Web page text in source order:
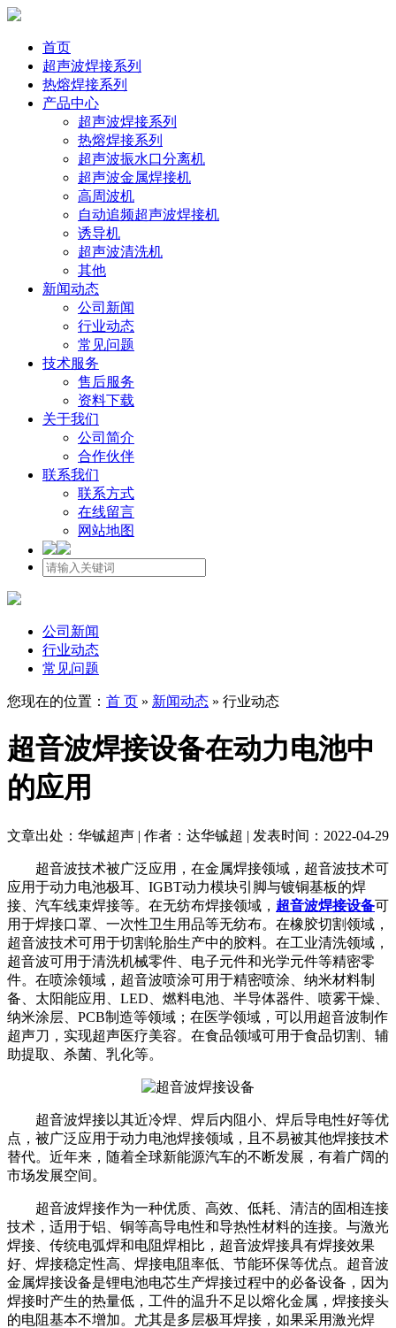
首页
超声波焊接系列
热熔焊接系列
产品中心
超声波焊接系列
热熔焊接系列
超声波振水口分离机
超声波金属焊接机
高周波机
自动追频超声波焊接机
诱导机
超声波清洗机
其他
新闻动态
公司新闻
行业动态
常见问题
技术服务
售后服务
资料下载
关于我们
公司简介
合作伙伴
联系我们
联系方式
在线留言
网站地图
公司新闻
行业动态
常见问题
您现在的位置： 首 页 » 新闻动态 » 行业动态
超音波焊接设备在动力电池中
的应用
文章出处：华铖超声 | 作者：达华铖超 | 发表时间：2022-04-29
超音波技术被广泛应用，在金属焊接领域，超音波技术可
应用于动力电池极耳、IGBT动力模块引脚与镀铜基板的焊
接、汽车线束焊接等。在无纺布焊接领域， 超音波焊接设备可
用于焊接口罩、一次性卫生用品等无纺布。在橡胶切割领域，
超音波技术可用于切割轮胎生产中的胶料。在工业清洗领域，
超音波可用于清洗机械零件、电子元件和光学元件等精密零
件。在喷涂领域，超音波喷涂可用于精密喷涂、纳米材料制
备、太阳能应用、LED、燃料电池、半导体器件、喷雾干燥、
纳米涂层、PCB制造等领域；在医学领域，可以用超音波制作
超声刀，实现超声医疗美容。在食品领域可用于食品切割、辅
助提取、杀菌、乳化等。
超音波焊接以其近冷焊、焊后内阻小、焊后导电性好等优
点，被广泛应用于动力电池焊接领域，且不易被其他焊接技术
替代。近年来，随着全球新能源汽车的不断发展，有着广阔的
市场发展空间。
超音波焊接作为一种优质、高效、低耗、清洁的固相连接
技术，适用于铝、铜等高导电性和导热性材料的连接。与激光
焊接、传统电弧焊和电阻焊相比，超音波焊接具有焊接效果
好、焊接稳定性高、焊接电阻率低、节能环保等优点。超音波
金属焊接设备是锂电池电芯生产焊接过程中的必备设备，因为
焊接时产生的热量低，工件的温升不足以熔化金属，焊接接头
的电阻基本不增加。尤其是多层极耳焊接，如果采用激光焊